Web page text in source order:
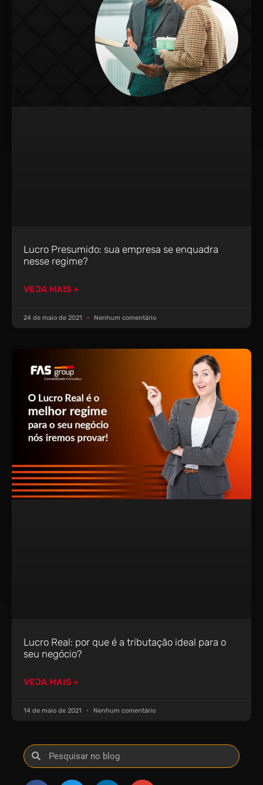
Lucro Presumido: sua empresa se enquadra
nesse regime?
VEJA MAIS +
24 de maio de 2021 Nenhum comentário
Lucro Real: por que é a tributação ideal para o
seu negócio?
VEJA MAIS +
14 de maio de 2021 Nenhum comentário